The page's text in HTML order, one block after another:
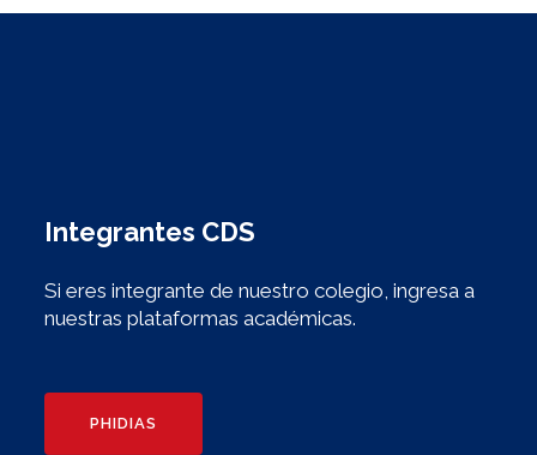
Integrantes CDS
Si eres integrante de nuestro colegio, ingresa a
nuestras plataformas académicas.
PHIDIAS